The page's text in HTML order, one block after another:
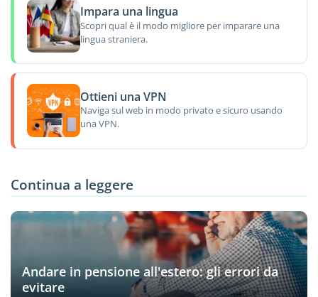
Impara una lingua
Scopri qual è il modo migliore per imparare una
lingua straniera.
Ottieni una VPN
Naviga sul web in modo privato e sicuro usando
una VPN.
Continua a leggere
Andare in pensione all'estero: gli errori da
evitare